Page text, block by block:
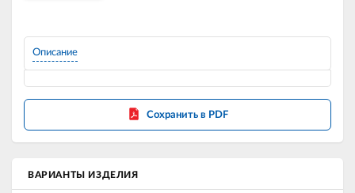
ВАРИАНТЫ ИЗДЕЛИЯ
Описание
Сохранить в PDF